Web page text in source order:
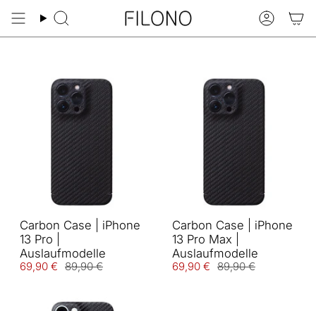
Inhalt
springen
Suche Konto
Carbon Case | iPhone
13 Pro |
Auslaufmodelle
69,90 € 89,90 €
Carbon Case | iPhone
13 Pro Max |
Auslaufmodelle
69,90 € 89,90 €